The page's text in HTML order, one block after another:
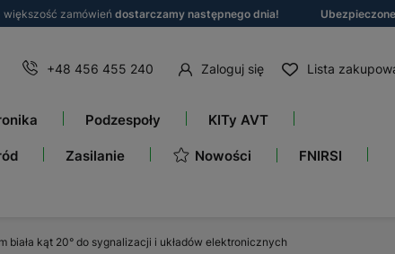
większość zamówień dostarczamy następnego dnia! Ubezpieczone
+48 456 455 240 Zaloguj się Lista
Podzespoły KITy AVT
Zasilanie Nowości FNIRSI
biała kąt 20° do sygnalizacji i układów elektronicznych